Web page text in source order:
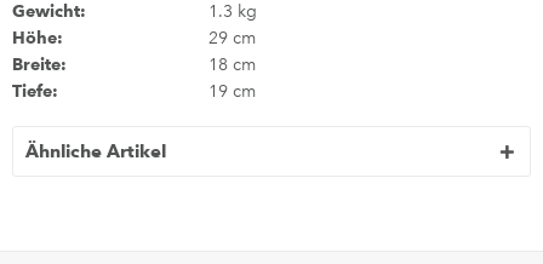
Gewicht: 1.3 kg
Höhe: 29 cm
Breite: 18 cm
Tiefe: 19 cm
Ähnliche Artikel